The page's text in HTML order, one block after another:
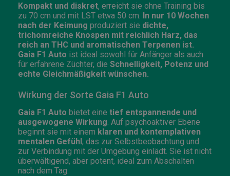
Kompakt und diskret, erreicht sie ohne Training bis
zu 70 cm und mit LST etwa 50 cm. In nur 10 Wochen
nach der Keimung produziert sie dichte,
trichomreiche Knospen mit reichlich Harz, das
reich an THC und aromatischen Terpenen ist.
Gaia F1 Auto ist ideal sowohl für Anfänger als auch
für erfahrene Züchter, die Schnelligkeit, Potenz und
echte Gleichmäßigkeit wünschen.
Wirkung der Sorte Gaia F1 Auto
Gaia F1 Auto bietet eine tief entspannende und
ausgewogene Wirkung . Auf psychoaktiver Ebene
beginnt sie mit einem klaren und kontemplativen
mentalen Gefühl, das zur Selbstbeobachtung und
zur Verbindung mit der Umgebung einlädt. Sie ist nicht
überwältigend, aber potent, ideal zum Abschalten
nach dem Tag.